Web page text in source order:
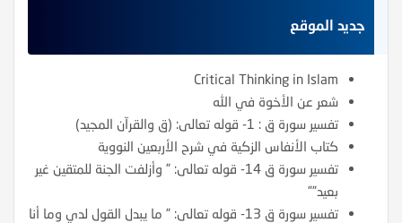
جديد الموقع
Critical Thinking in Islam
شعر عن الأخوة في الله
تفسير سورة ق : 1- قوله تعالى: (ق والقرآن المجيد)
كتاب الأنفاس الزكية في شرح الأربعين النووية
تفسير سورة ق 14- قوله تعالى: ” وأزلفت الجنة للمتقين غير
بعيد””
تفسير سورة ق 13- قوله تعالى: ” ما يبدل القول لدي وما أنا